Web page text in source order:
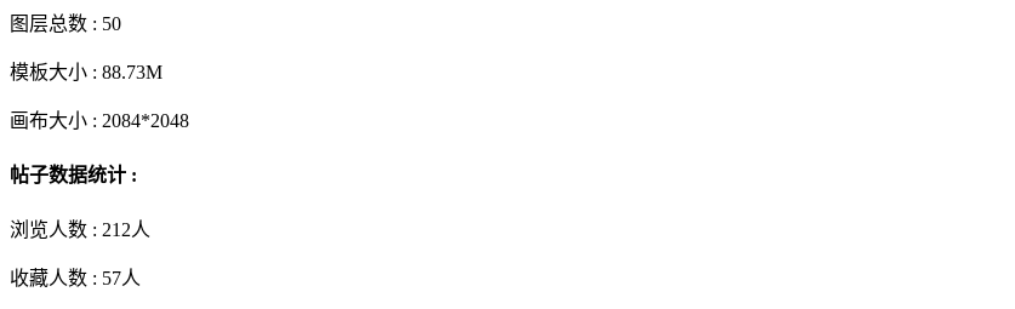
图层总数 : 50
模板大小 : 88.73M
画布大小 : 2084*2048
帖子数据统计 :
浏览人数 : 212人
收藏人数 : 57人